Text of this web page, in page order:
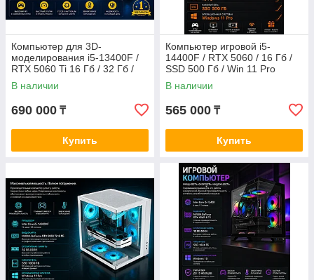
Компьютер для 3D-
моделирования i5-13400F /
RTX 5060 Ti 16 Гб / 32 Гб /
1000 Гб SSD 1000 Гб / Win 11
Pro
В наличии
690 000 ₸
Купить
Компьютер игровой i5-
14400F / RTX 5060 / 16 Гб /
SSD 500 Гб / Win 11 Pro
В наличии
565 000 ₸
Купить